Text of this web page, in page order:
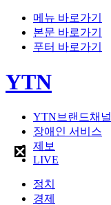
메뉴 바로가기
본문 바로가기
푸터 바로가기
YTN
YTN브랜드채널
장애인 서비스
제보
LIVE
정치
경제